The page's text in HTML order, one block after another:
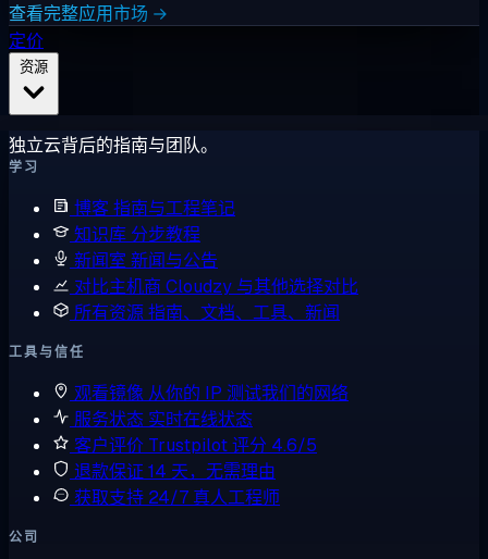
查看完整应用市场 →
定价
独立云背后的指南与团队。
学习
博客指南与工程笔记
知识库 分步教程
新闻室 新闻与公告
对比主机商 Cloudzy 与其他选择对比
所有资源指南、文档、工具、新闻
工具与信任
观看镜像 从你的 IP 测试我们的网络
服务状态 实时在线状态
客户评价 Trustpilot 评分 4.6/5
退款保证 14 天，无需理由
获取支持 24/7 真人工程师
公司